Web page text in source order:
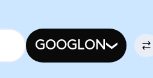
GOOGLON